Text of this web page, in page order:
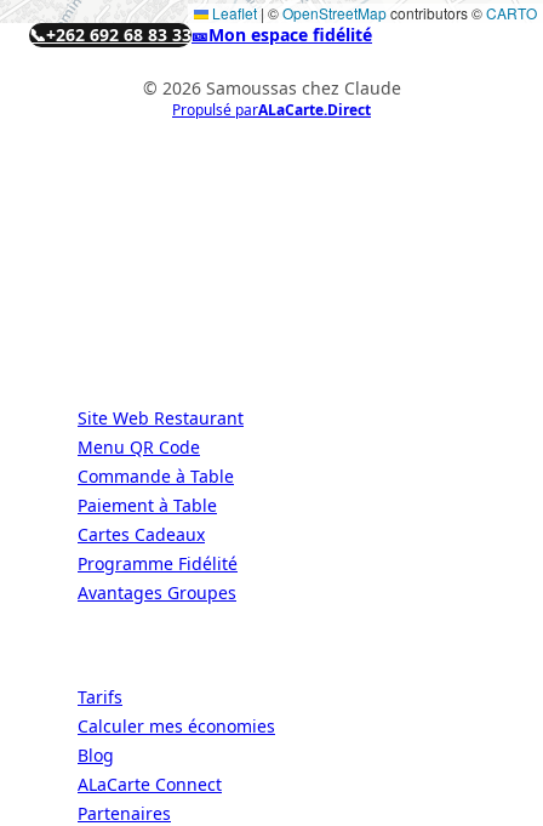
Leaflet | ©OpenStreetMapcontributors ©CARTO
📞+262 692 68 83 33🎫Mon espace fidélité
© 2026 Samoussas chez Claude
Propulsé parALaCarte.Direct
Site Web Restaurant
Menu QR Code
Commande à Table
Paiement à Table
Cartes Cadeaux
Programme Fidélité
Avantages Groupes
Tarifs
Calculer mes économies
Blog
ALaCarte Connect
Partenaires